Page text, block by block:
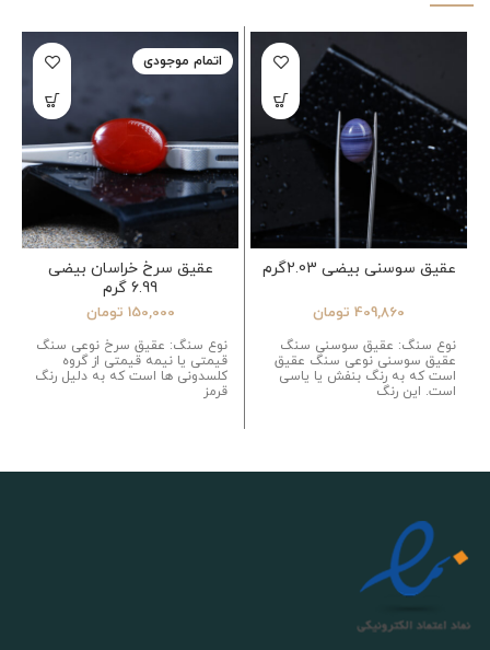
عقیق سوسنی بیضی 2.03گرم
409,860 تومان
نوع سنگ: عقیق سوسنی سنگ
عقیق سوسنی نوعی سنگ عقیق
است که به رنگ بنفش یا یاسی
است. این رنگ
اتمام موجودی
عقیق سرخ خراسان بیضی
6.99 گرم
150,000 تومان
نوع سنگ: عقیق سرخ نوعی سنگ
قیمتی یا نیمه قیمتی از گروه
کلسدونی ها است که به دلیل رنگ
قرمز